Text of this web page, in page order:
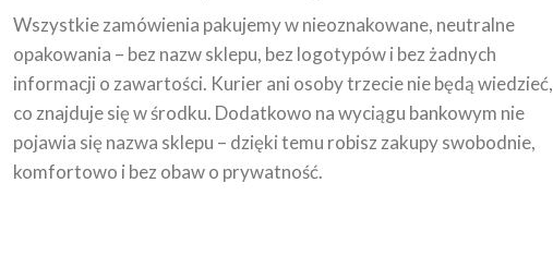
Wszystkie zamówienia pakujemy w nieoznakowane, neutralne
opakowania – bez nazw sklepu, bez logotypów i bez żadnych
informacji o zawartości. Kurier ani osoby trzecie nie będą wiedzieć,
co znajduje się w środku. Dodatkowo na wyciągu bankowym nie
pojawia się nazwa sklepu – dzięki temu robisz zakupy swobodnie,
komfortowo i bez obaw o prywatność.